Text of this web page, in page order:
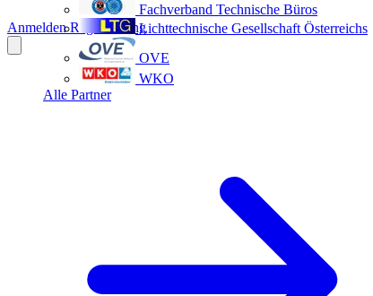
Fachverband Technische Büros
Lichttechnische Gesellschaft Österreichs
OVE
WKO
Alle Partner
AnmeldenRegistrierung